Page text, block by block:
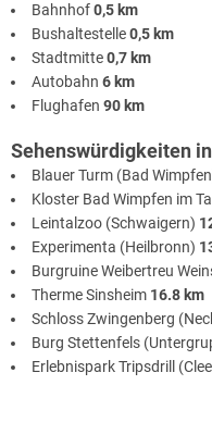
Bahnhof0,5 km
Bushaltestelle0,5 km
Stadtmitte0,7 km
Autobahn 6 km
Flughafen 90 km
Sehenswürdigkeiten
Blauer Turm (Bad
Kloster Bad Wimpfen im
Leintalzoo (Schwaigern)
Experimenta (Heilbronn)
Burgruine Weibertreu
Therme Sinsheim 16.8 km
Schloss Zwingenberg
Burg Stettenfels
Erlebnispark Tripsdrill